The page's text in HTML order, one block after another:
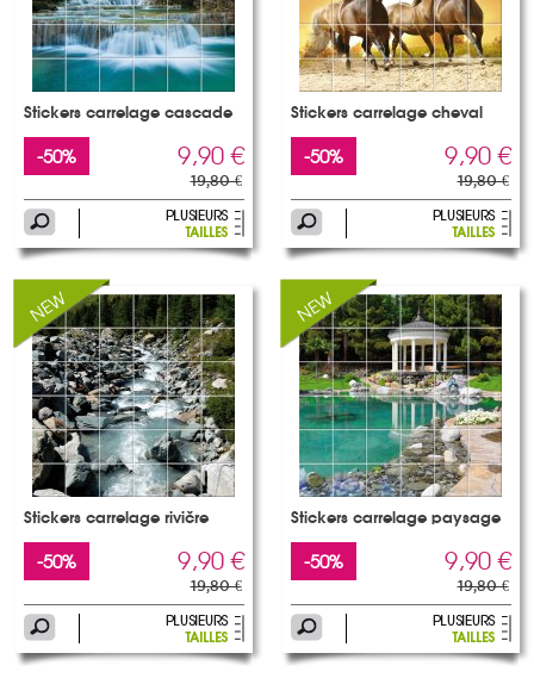
Stickers carrelage cascade
-50% 9,90 €
19,80 €
Stickers carrelage cheval
-50% 9,90 €
19,80 €
Stickers carrelage rivière
-50% 9,90 €
19,80 €
Stickers carrelage paysage
-50% 9,90 €
19,80 €